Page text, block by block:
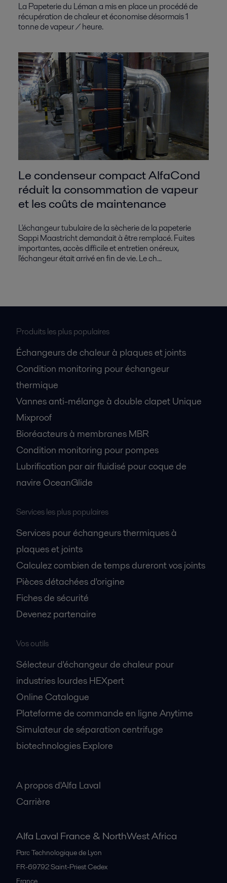
La Papeterie du Léman a mis en place un procédé de
récupération de chaleur et économise désormais 1
tonne de vapeur / heure.
Le condenseur compact AlfaCond
réduit la consommation de vapeur
et les coûts de maintenance
L'échangeur tubulaire de la sècherie de la papeterie
Sappi Maastricht demandait à être remplacé. Fuites
importantes, accès difficile et entretien onéreux,
l'échangeur était arrivé en fin de vie. Le ch...
Produits les plus populaires
Échangeurs de chaleur à plaques et joints
Condition monitoring pour échangeur
thermique
Vannes anti-mélange à double clapet Unique
Mixproof
Bioréacteurs à membranes MBR
Condition monitoring pour pompes
Lubrification par air fluidisé pour coque de
navire OceanGlide
Services les plus populaires
Services pour échangeurs thermiques à
plaques et joints
Calculez combien de temps dureront vos joints
Pièces détachées d'origine
Fiches de sécurité
Devenez partenaire
Vos outils
Sélecteur d'échangeur de chaleur pour
industries lourdes HEXpert
Online Catalogue
Plateforme de commande en ligne Anytime
Simulateur de séparation centrifuge
biotechnologies Explore
A propos d'Alfa Laval
Carrière
Alfa Laval France & NorthWest Africa
Parc Technologique de Lyon
FR-69792Saint-Priest Cedex
France